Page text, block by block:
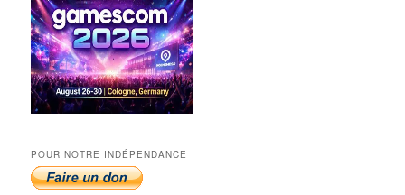
POUR NOTRE INDÉPENDANCE